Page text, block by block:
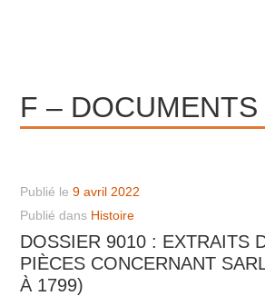
F –
Publié le9 avril 2022
Publié dans Histoire
DOSSIER 9010 : EXTRAITS
PIÈCES CONCERNANT
À 1799)